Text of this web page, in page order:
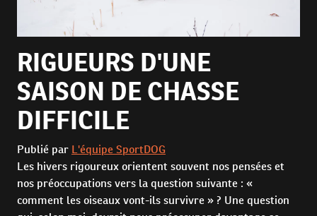
RIGUEURS D'UNE
SAISON DE CHASSE
DIFFICILE
Publié par L'équipe SportDOG
Les hivers rigoureux orientent souvent nos pensées et
nos préoccupations vers la question suivante : «
comment les oiseaux vont-ils survivre » ? Une question